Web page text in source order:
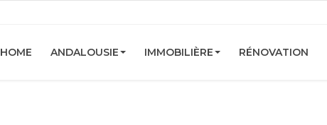
HOME ANDALOUSIE IMMOBILIÈRE RÉNOVATION